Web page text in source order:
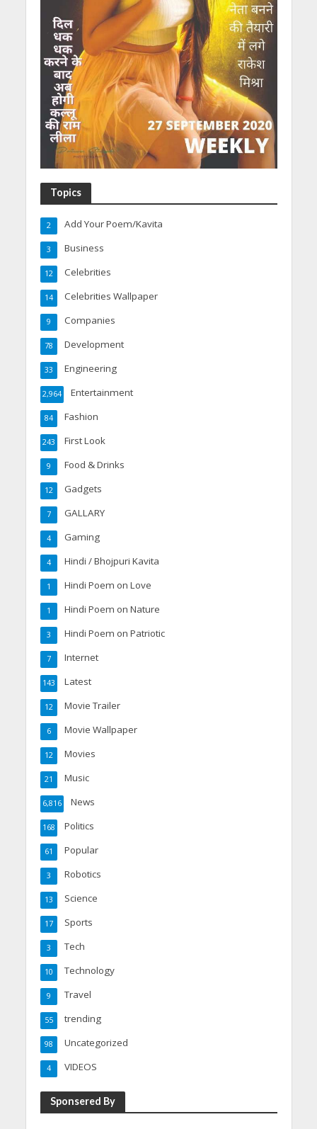
Topics
Add Your Poem/Kavita
2
Business
3
Celebrities
12
Celebrities Wallpaper
14
Companies
9
Development
78
Engineering
33
Entertainment
2,964
Fashion
84
First Look
243
Food & Drinks
9
Gadgets
12
GALLARY
7
Gaming
4
Hindi / Bhojpuri Kavita
4
Hindi Poem on Love
1
Hindi Poem on Nature
1
Hindi Poem on Patriotic
3
Internet
7
Latest
143
Movie Trailer
12
Movie Wallpaper
6
Movies
12
Music
21
News
6,816
Politics
168
Popular
61
Robotics
3
Science
13
Sports
17
Tech
3
Technology
10
Travel
9
trending
55
Uncategorized
98
VIDEOS
4
Sponsered By